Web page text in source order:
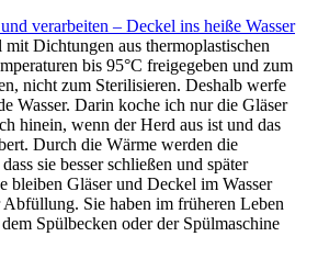
Dichtungen aus thermoplastischen
bis 95°C freigegeben und zum
nicht zum Sterilisieren. Deshalb werfe
Wasser. Darin koche ich nur die Gläser
hinein, wenn der Herd aus ist und das
Durch die Wärme werden die
sie besser schließen und später
bleiben Gläser und Deckel im Wasser
Sie haben im früheren Leben
Spülbecken oder der Spülmaschine